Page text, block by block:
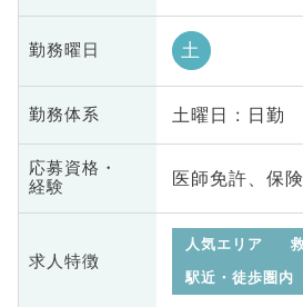
勤務曜日 土
勤務体系 土曜日 : 日勤
応募資格・
経験
医師免許、保
求人特徴
人気エリア
駅近・徒歩圏内